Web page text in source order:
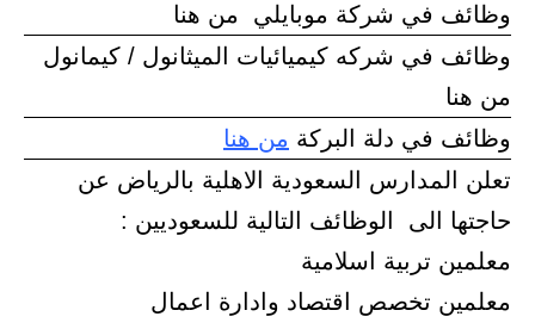
وظائف في شركة موبايلي من هنا
وظائف في شركه كيميائيات الميثانول / كيمانول
من هنا
وظائف في دلة البركة من هنا
تعلن المدارس السعودية الاهلية بالرياض عن
حاجتها الى الوظائف التالية للسعوديين :
معلمين تربية اسلامية
معلمين تخصص اقتصاد وادارة اعمال